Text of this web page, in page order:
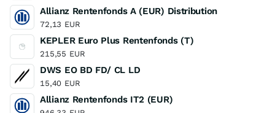
Allianz Rentenfonds A (EUR) Distribution
72,13 EUR
KEPLER Euro Plus Rentenfonds (T)
215,55 EUR
DWS EO BD FD/ CL LD
15,40 EUR
Allianz Rentenfonds IT2 (EUR)